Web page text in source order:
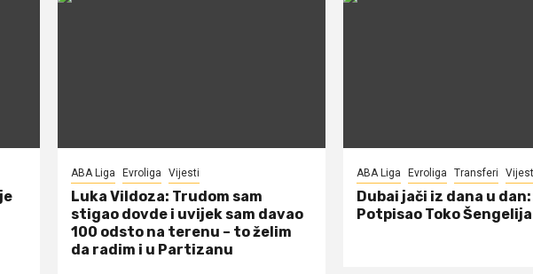
ABA Liga Evroliga Vijesti
Luka Vildoza: Trudom sam
stigao dovde i uvijek sam davao
100 odsto na terenu – to želim
da radim i u Partizanu
ABA Liga Evroliga Transferi
Dubai jači iz dana u dan:
Potpisao Toko Šengelija